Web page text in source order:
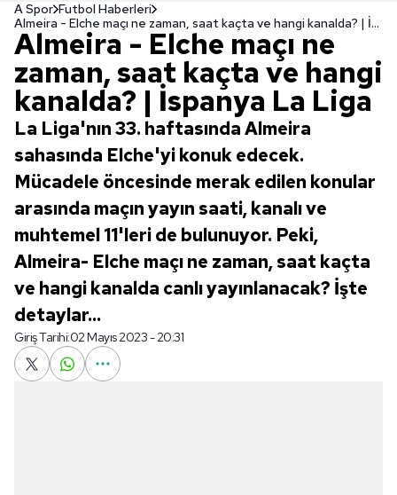
A Spor Futbol Haberleri
Almeira - Elche maçı ne zaman, saat kaçta ve hangi kanalda? | İspanya La Liga
Almeira - Elche maçı ne
zaman, saat kaçta ve hangi
kanalda? | İspanya La Liga
La Liga'nın 33. haftasında Almeira
sahasında Elche'yi konuk edecek.
Mücadele öncesinde merak edilen konular
arasında maçın yayın saati, kanalı ve
muhtemel 11'leri de bulunuyor. Peki,
Almeira- Elche maçı ne zaman, saat kaçta
ve hangi kanalda canlı yayınlanacak? İşte
detaylar...
Giriş Tarihi:02 Mayıs 2023 - 20:31